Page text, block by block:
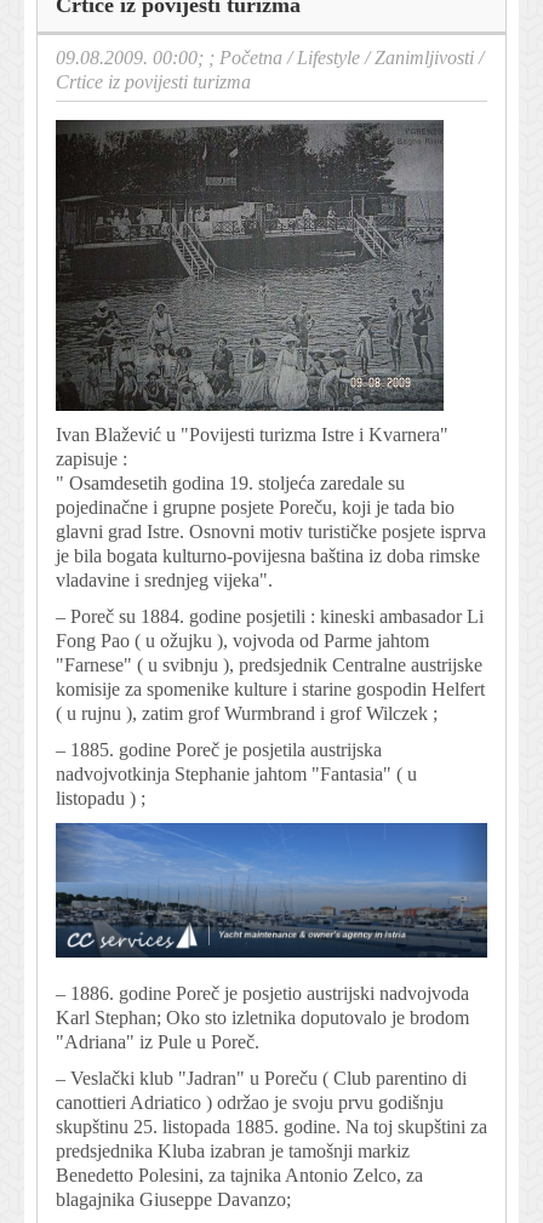
09.08.2009. 00:00; ; Početna /Lifestyle /Zanimljivosti /
Crtice iz povijesti turizma
Ivan Blažević u "Povijesti turizma Istre i Kvarnera"
zapisuje :
" Osamdesetih godina 19. stoljeća zaredale su
pojedinačne i grupne posjete Poreču, koji je tada bio
glavni grad Istre. Osnovni motiv turističke posjete isprva
je bila bogata kulturno-povijesna baština iz doba rimske
vladavine i srednjeg vijeka".
– Poreč su 1884. godine posjetili : kineski ambasador Li
Fong Pao ( u ožujku ), vojvoda od Parme jahtom
"Farnese" ( u svibnju ), predsjednik Centralne austrijske
komisije za spomenike kulture i starine gospodin Helfert
( u rujnu ), zatim grof Wurmbrand i grof Wilczek ;
– 1885. godine Poreč je posjetila austrijska
nadvojvotkinja Stephanie jahtom "Fantasia" ( u
listopadu ) ;
– 1886. godine Poreč je posjetio austrijski nadvojvoda
Karl Stephan; Oko sto izletnika doputovalo je brodom
"Adriana" iz Pule u Poreč.
– Veslački klub "Jadran" u Poreču ( Club parentino di
canottieri Adriatico ) održao je svoju prvu godišnju
skupštinu 25. listopada 1885. godine. Na toj skupštini za
predsjednika Kluba izabran je tamošnji markiz
Benedetto Polesini, za tajnika Antonio Zelco, za
blagajnika Giuseppe Davanzo;